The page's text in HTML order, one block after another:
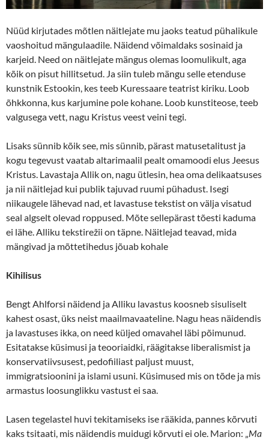
Nüüd kirjutades mõtlen näitlejate mu jaoks teatud pühalikule
vaoshoitud mängulaadile. Näidend võimaldaks sosinaid ja
karjeid. Need on näitlejate mängus olemas loomulikult, aga
kõik on pisut hillitsetud. Ja siin tuleb mängu selle etenduse
kunstnik Estookin, kes teeb Kuressaare teatrist kiriku. Loob
õhkkonna, kus karjumine pole kohane. Loob kunstiteose, teeb
valgusega vett, nagu Kristus veest veini tegi.
Lisaks sünnib kõik see, mis sünnib, pärast matusetalitust ja
kogu tegevust vaatab altarimaalil pealt omamoodi elus Jeesus
Kristus. Lavastaja Allik on, nagu ütlesin, hea oma delikaatsuses
ja nii näitlejad kui publik tajuvad ruumi pühadust. Isegi
niikaugele lähevad nad, et lavastuse tekstist on välja visatud
seal algselt olevad roppused. Mõte sellepärast tõesti kaduma
ei lähe. Alliku tekstirežii on täpne. Näitlejad teavad, mida
mängivad ja mõttetihedus jõuab kohale
Kihilisus
Bengt Ahlforsi näidend ja Alliku lavastus koosneb sisuliselt
kahest osast, üks neist maailmavaateline. Nagu heas näidendis
ja lavastuses ikka, on need küljed omavahel läbi põimunud.
Esitatakse küsimusi ja teooriaidki, räägitakse liberalismist ja
konservatiivsusest, pedofiiliast paljust muust,
immigratsioonini ja islami usuni. Küsimused mis on tõde ja mis
armastus loosunglikku vastust ei saa.
Lasen tegelastel huvi tekitamiseks ise rääkida, pannes kõrvuti
kaks tsitaati, mis näidendis muidugi kõrvuti ei ole. Marion: „Ma